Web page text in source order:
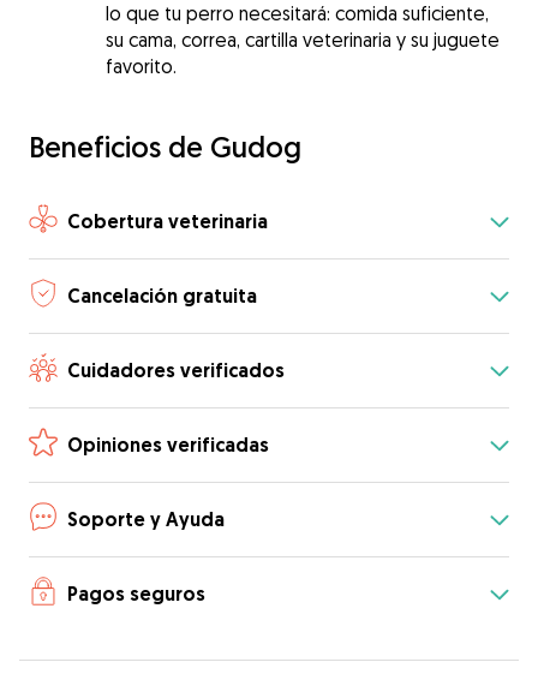
lo que tu perro necesitará: comida suficiente,
su cama, correa, cartilla veterinaria y su juguete
favorito.
Beneficios de Gudog
Cobertura veterinaria
Cancelación gratuita
Cuidadores verificados
Opiniones verificadas
Soporte y Ayuda
Pagos seguros